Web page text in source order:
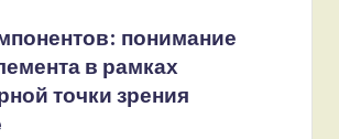
понимание
в рамках
точки зрения